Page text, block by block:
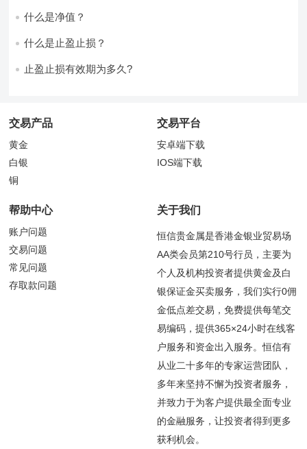
什么是净值？
什么是止盈止损？
止盈止损有效期为多久?
交易产品
黄金
白银
铜
交易平台
安卓端下载
IOS端下载
帮助中心
账户问题
交易问题
常见问题
存取款问题
关于我们
恒信贵金属是香港金银业贸易场
AA类会员第210号行员，主要为
个人及机构投资者提供黄金及白
银保证金买卖服务，我们实行0佣
金低点差交易，免费提供每笔交
易编码，提供365×24小时在线客
户服务和资金出入服务。恒信有
从业二十多年的专家运营团队，
多年来坚持不懈为投资者服务，
并致力于为客户提供最全面专业
的金融服务，让投资者得到更多
获利机会。